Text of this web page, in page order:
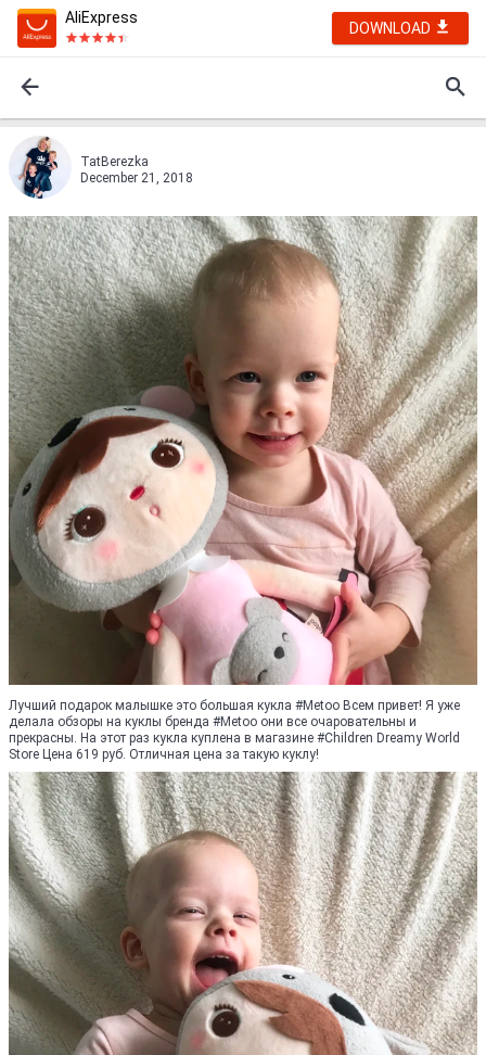
AliExpress
DOWNLOAD
TatBerezka
December 21, 2018
Лучший подарок малышке это большая кукла #Metoo Всем привет! Я уже
делала обзоры на куклы бренда #Metoo они все очаровательны и
прекрасны. На этот раз кукла куплена в магазине #Children Dreamy World
Store Цена 619 руб. Отличная цена за такую куклу!